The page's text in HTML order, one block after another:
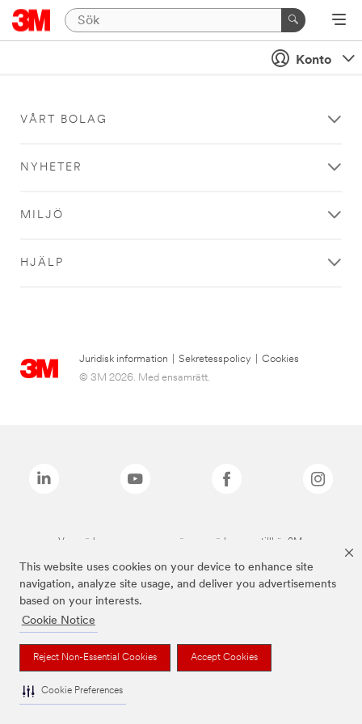
This website uses cookies on your device to enhance site
navigation, analyze site usage, and deliver you advertisements
based on your interests.
Cookie Notice
Reject Non-Essential Cookies Accept Cookies
Cookie Preferences
Konto
VÅRT BOLAG
NYHETER
MILJÖ
HJÄLP
Juridisk information Sekretesspolicy
Cookies
© 3M 2026. Med ensamrätt.
Varumärken som anges ovan är varumärken som tillhör 3M.